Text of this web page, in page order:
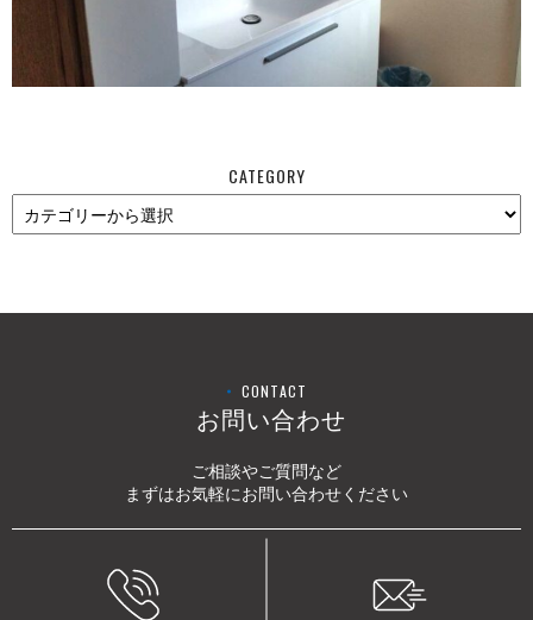
CATEGORY
CONTACT
お問い合わせ
ご相談やご質問など
まずはお気軽にお問い合わせください